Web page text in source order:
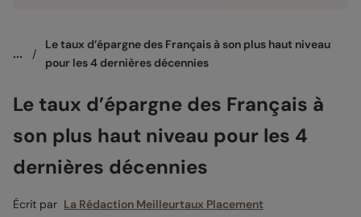
... /
Le taux d’épargne des Français à son plus haut niveau
pour les 4 dernières décennies
Le taux d’épargne des Français à
son plus haut niveau pour les 4
dernières décennies
Écrit par La Rédaction Meilleurtaux Placement